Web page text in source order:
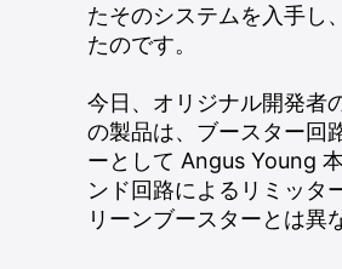
たそのシステムを入手し
たのです。
今日、オリジナル開発者
の製品は、ブースター回
ーとして Angus Young
ンド回路によるリミッタ
リーンブースターとは異